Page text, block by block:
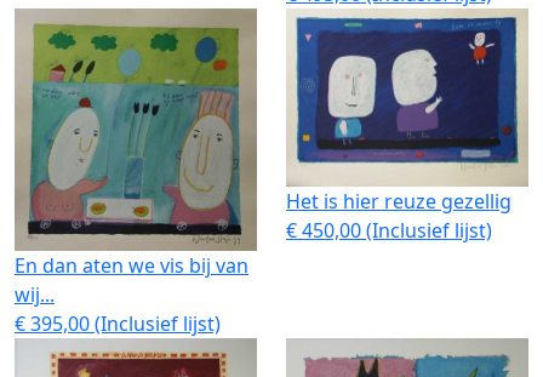
En dan aten we vis bij van
wij...
€ 395,00 (Inclusief lijst)
Het is hier reuze gezellig
€ 450,00 (Inclusief lijst)